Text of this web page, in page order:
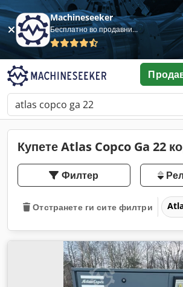
Machineseeker
Бесплатно во продавница
Купете Atlas Copco Ga 22
Филтер
Отстранете ги сите филтри